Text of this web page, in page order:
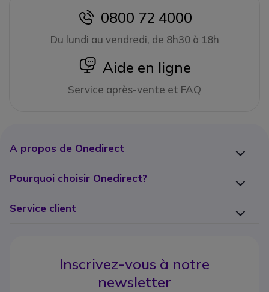
icon
0800 72 4000
Du lundi au vendredi, de 8h30 à 18h
icon
Aide en ligne
Service après-vente et FAQ
A propos de Onedirect
Pourquoi choisir Onedirect?
Service client
Inscrivez-vous à notre
newsletter